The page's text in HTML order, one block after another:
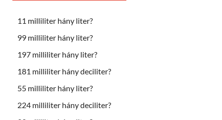
11 milliliter hány liter?
99 milliliter hány liter?
197 milliliter hány liter?
181 milliliter hány deciliter?
55 milliliter hány liter?
224 milliliter hány deciliter?